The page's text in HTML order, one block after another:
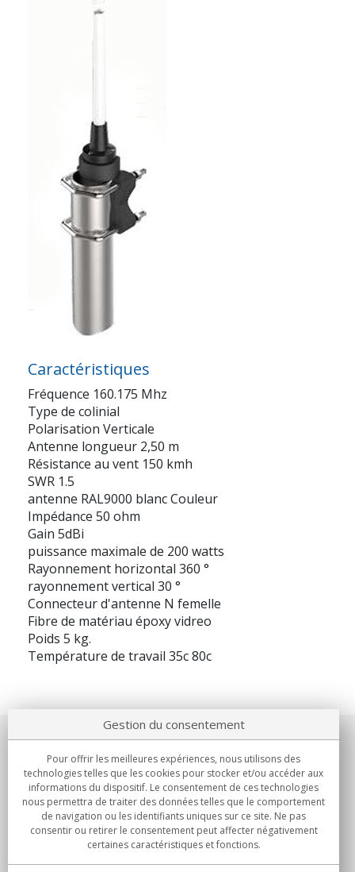
Caractéristiques
Fréquence 160.175 Mhz
Type de colinial
Polarisation Verticale
Antenne longueur 2,50 m
Résistance au vent 150 kmh
SWR 1.5
antenne RAL9000 blanc Couleur
Impédance 50 ohm
Gain 5dBi
puissance maximale de 200 watts
Rayonnement horizontal 360 °
rayonnement vertical 30 °
Connecteur d'antenne N femelle
Fibre de matériau époxy vidreo
Poids 5 kg.
Température de travail 35c 80c
Notre société
Engagements
Achats
Gestion du consentement
Pour offrir les meilleures expériences, nous utilisons des
technologies telles que les cookies pour stocker et/ou accéder aux
informations du dispositif. Le consentement de ces technologies
nous permettra de traiter des données telles que le comportement
de navigation ou les identifiants uniques sur ce site. Ne pas
consentir ou retirer le consentement peut affecter négativement
certaines caractéristiques et fonctions.